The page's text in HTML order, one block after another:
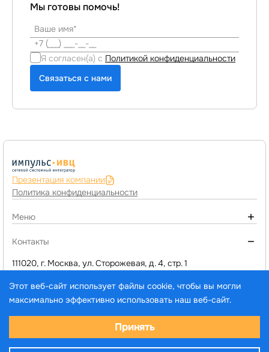
Мы готовы помочь!
Я согласен(а) с Политикой конфиденциальности
Связаться с нами
Презентация компании
Политика конфиденциальности
Меню
О компании
Программы 1C и сервисы
Контакты
111020, г. Москва, ул. Сторожевая, д. 4, стр. 1
d1@impuls-ivc.ru
© ООО «ИМПУЛЬС-ИВЦ», 2005–2026. Все права
Этот веб-сайт использует файлы cookie, чтобы вы могли
максимально эффективно использовать наш веб-сайт.
Выберите настройки cookie
Аналитические/Функциональные
Принять